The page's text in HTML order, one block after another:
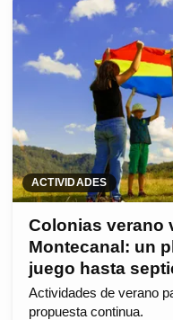
ACTIVIDADES
Colonias verano
Montecanal: un
juego hasta
Actividades de verano
propuesta continua.